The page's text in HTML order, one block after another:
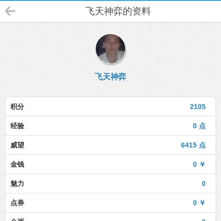
飞天神弈的资料
飞天神弈
2105
积分
0 点
经验
6415 点
威望
0 ￥
金钱
0
魅力
0 ￥
点券